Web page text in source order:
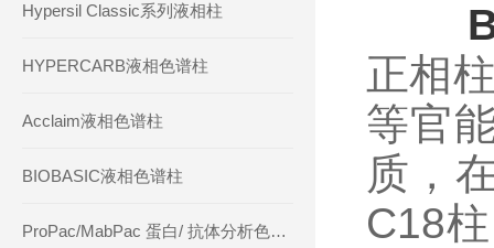
Hypersil Classic系列液相柱
HYPERCARB液相色谱柱
Acclaim液相色谱柱
BIOBASIC液相色谱柱
ProPac/MabPac 蛋白/ 抗体分析色谱柱
正相
等官
质，
C18